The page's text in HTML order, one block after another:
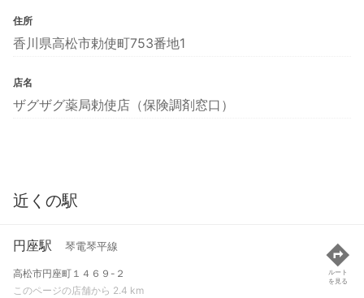
住所
香川県高松市勅使町753番地1
店名
ザグザグ薬局勅使店（保険調剤窓口）
近くの駅
円座駅 琴電琴平線
高松市円座町１４６９-２
このページの店舗から 2.4 km
ルート
を見る